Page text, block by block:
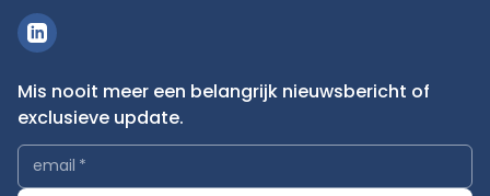
Mis nooit meer een belangrijk nieuwsbericht of
exclusieve update.
email *